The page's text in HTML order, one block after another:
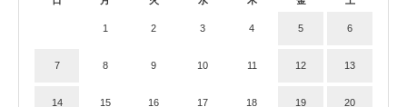
1 2 3 4 5 6
7 8 9 10 11 12 13
14 15 16 17 18 19 20